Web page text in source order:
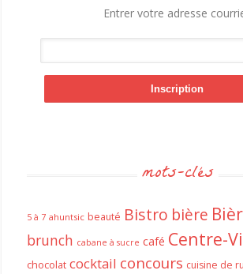
Entrer votre adresse
mots-clés
5 à 7 ahuntsic beauté Bistro bière
brunch cabane à sucre café Centre-
chocolat cocktail concours cuisine de